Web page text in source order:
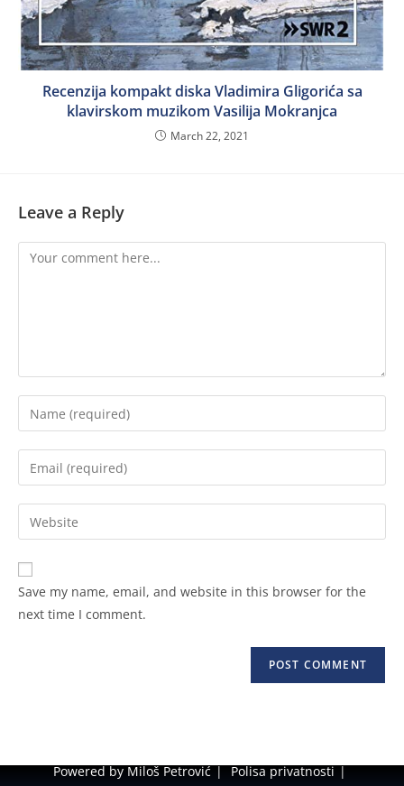
Recenzija kompakt diska Vladimira Gligorića sa
klavirskom muzikom Vasilija Mokranjca
March 22, 2021
Leave a Reply
Save my name, email, and website in this browser for the
next time I comment.
Powered by Miloš Petrović
Polisa privatnosti